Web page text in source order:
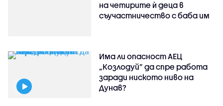
на четирите ѝ деца в
съучастничество с баба им
Има ли опасност АЕЦ
„Козлодуй” да спре работа
заради ниското ниво на
Дунав?